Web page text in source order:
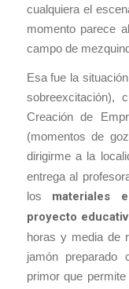
cualquiera el
momento parece
campo de
Esa fue la
sobreexcitación),
Creación de
(momentos de
dirigirme a la
entrega al
los materiales
proyecto
horas y media de
jamón
primor que